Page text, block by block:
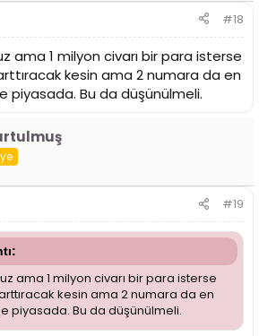
#18
ama 1 milyon civarı bir para isterse
arttıracak kesin ama 2 numara da en
piyasada. Bu da düşünülmeli.
#19
ama 1 milyon civarı bir para isterse
arttıracak kesin ama 2 numara da en
piyasada. Bu da düşünülmeli.